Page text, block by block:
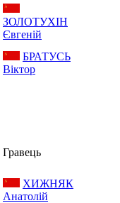
ЗОЛОТУХІН
Євгеній
БРАТУСЬ
Віктор
Гравець
ХИЖНЯК
Анатолій